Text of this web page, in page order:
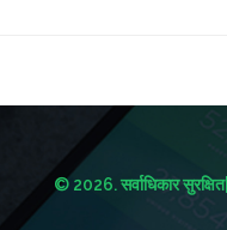
© 2026. सर्वाधिकार सुरक्षित|